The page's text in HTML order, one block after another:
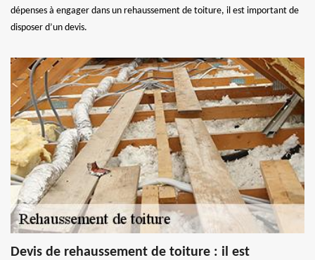
dépenses à engager dans un rehaussement de toiture, il est important de
disposer d’un devis.
Devis de rehaussement de toiture : il est